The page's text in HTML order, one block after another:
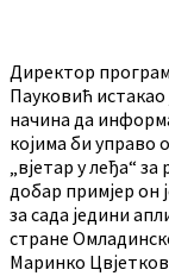
Директор
Пауковић истакао
начина да
којима би управо
„вјетар у леђа“
добар примјер он
за сада једини
стране
Маринко